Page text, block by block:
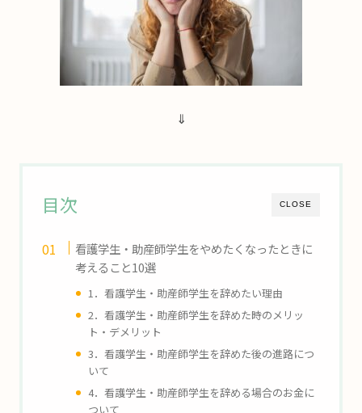
⇓
CLOSE
目次
看護学生・助産師学生をやめたくなったときに
考えること10選
1．看護学生・助産師学生を辞めたい理由
2．看護学生・助産師学生を辞めた時のメリッ
ト・デメリット
3．看護学生・助産師学生を辞めた後の進路につ
いて
4．看護学生・助産師学生を辞める場合のお金に
ついて